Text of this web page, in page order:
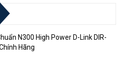
N300 High Power D-Link DIR-
Hãng